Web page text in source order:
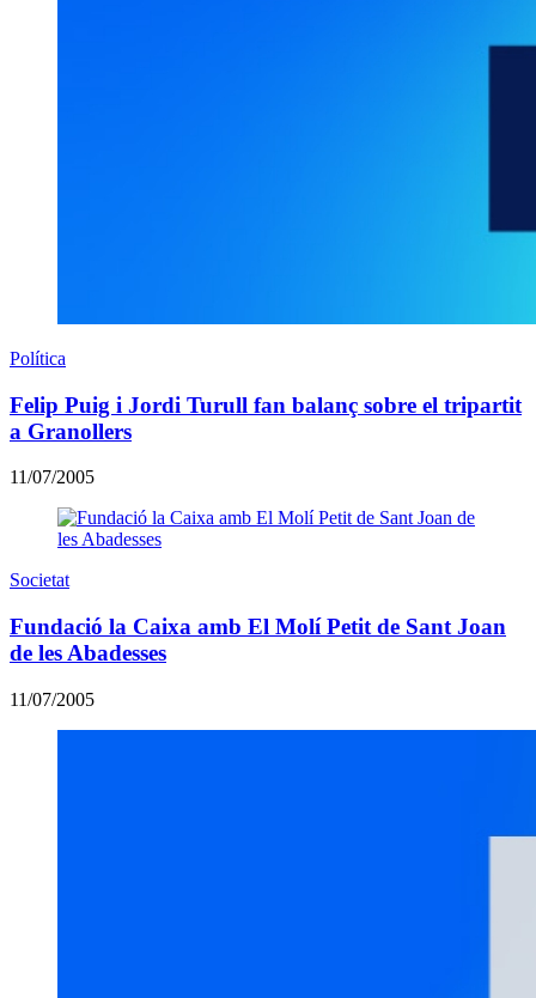
Política
Felip Puig i Jordi Turull fan balanç sobre el tripartit
a Granollers
11/07/2005
Societat
Fundació la Caixa amb El Molí Petit de Sant Joan
de les Abadesses
11/07/2005